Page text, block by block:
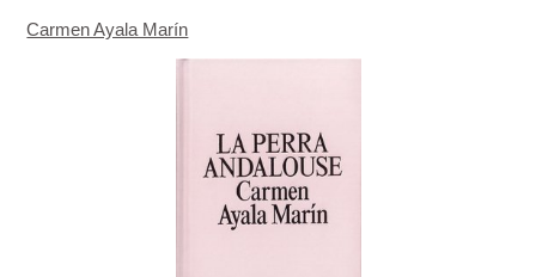
Carmen Ayala Marín